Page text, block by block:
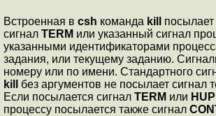
Встроенная в csh команда kill
сигнал TERM или указанный сигнал
указанными идентификаторами
задания, или текущему заданию.
номеру или по имени. Стандартного
kill
без аргументов не посылает сигнал
Если посылается сигнал TERM или HUP
процессу посылается также сигнал